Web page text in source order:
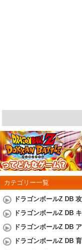
た好機】人造人間16号【
カテゴリー一覧
ドラゴンボールZ DB
ドラゴンボールZ DB
ドラゴンボールZ DB
ドラゴンボールZ DB